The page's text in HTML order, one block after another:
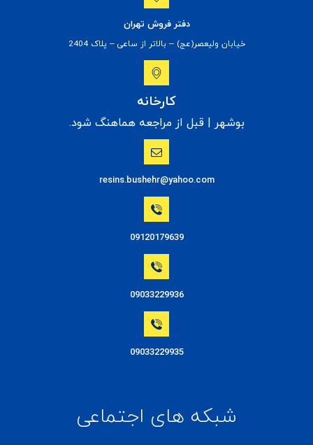
دفتر فروش تهران
خیابان ولیعصر(عج) – بالاتر از ساعی – پلاک 2404
کارخانه
بوشهر | قبل از مراجعه هماهنگ شود.
resins.bushehr@yahoo.com
09120179639
09033229936
09033229935
شبکه های اجتماعی